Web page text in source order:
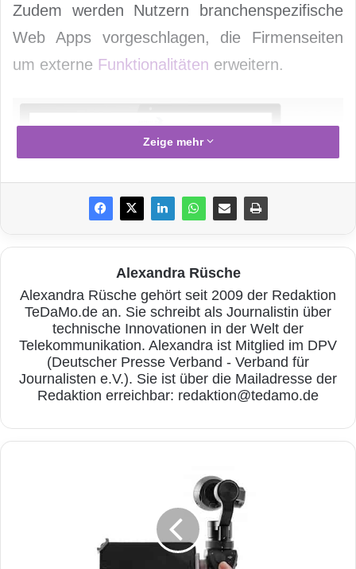
Zudem werden Nutzern branchenspezifische
Web Apps vorgeschlagen, die Firmenseiten
um externe Funktionalitäten erweitern.
Quelle: 1&1
Diemobile Internetnutzung nimmt immer
weiter zu. Aus diesem Grund stehen für 1&1
zur Verfügung, die mittels responsiven
Designs automatisch an den Bildschirm des
jeweiligen Gerätes angepasst und optimal
dargestellt werden. Die neuen Vorlagen
basieren auf direktem Nutzerfeedback und
Zeige mehr
Alexandra Rüsche
Alexandra Rüsche gehört seit 2009 der Redaktion
TeDaMo.de an. Sie schreibt als Journalistin über
technische Innovationen in der Welt der
Telekommunikation. Alexandra ist Mitglied im DPV
(Deutscher Presse Verband - Verband für
Journalisten e.V.). Sie ist über die Mailadresse der
Redaktion erreichbar: redaktion@tedamo.de